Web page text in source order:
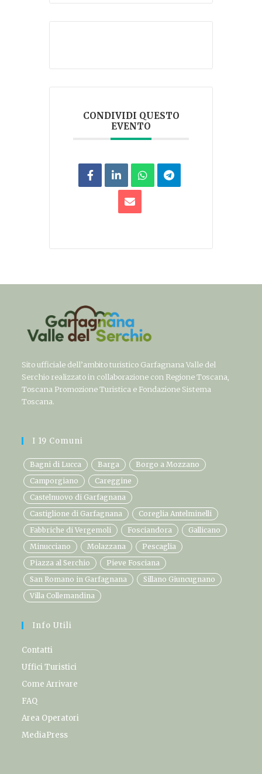
CONDIVIDI QUESTO
EVENTO
Sito ufficiale dell’ambito turistico Garfagnana Valle del
Serchio realizzato in collaborazione con Regione Toscana,
Toscana Promozione Turistica e Fondazione Sistema
Toscana.
I 19 Comuni
Bagni di Lucca Barga
Borgo a Mozzano
Camporgiano
Careggine
Castelnuovo di Garfagnana
Castiglione di Garfagnana
Coreglia Antelminelli
Fabbriche di Vergemoli
Fosciandora
Gallicano
Minucciano
Molazzana
Pescaglia
Piazza al Serchio
Pieve Fosciana
San Romano in Garfagnana
Sillano Giuncugnano
Villa Collemandina
Info Utili
Contatti
Uffici Turistici
Come Arrivare
FAQ
Area Operatori
MediaPress